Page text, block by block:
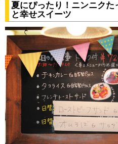
夏にぴったり！ニンニク
と幸せスイーツ